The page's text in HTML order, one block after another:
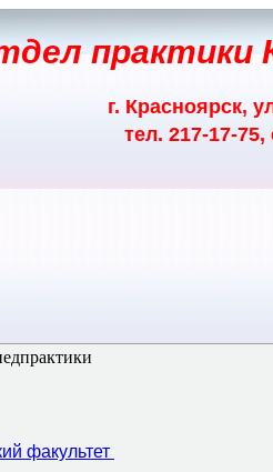
практики
г. Красноярск,
тел. 217-17-
факультет